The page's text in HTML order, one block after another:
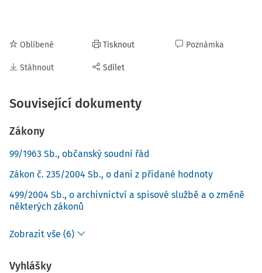
Oblíbené
Stáhnout
Tisknout
Sdílet
Poznámka
Související dokumenty
Zákony
99/1963 Sb., občanský soudní řád
Zákon č. 235/2004 Sb., o dani z přidané hodnoty
499/2004 Sb., o archivnictví a spisové službě a o změně
některých zákonů
Zobrazit vše (6)
Vyhlášky